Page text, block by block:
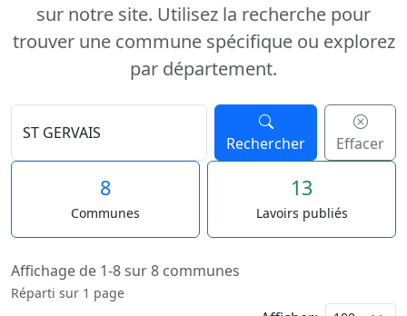
sur notre site. Utilisez la recherche pour
trouver une commune spécifique ou explorez
par département.
Rechercher Effacer
8
Communes
13
Lavoirs publiés
Affichage de 1-8 sur 8 communes
Réparti sur 1 page